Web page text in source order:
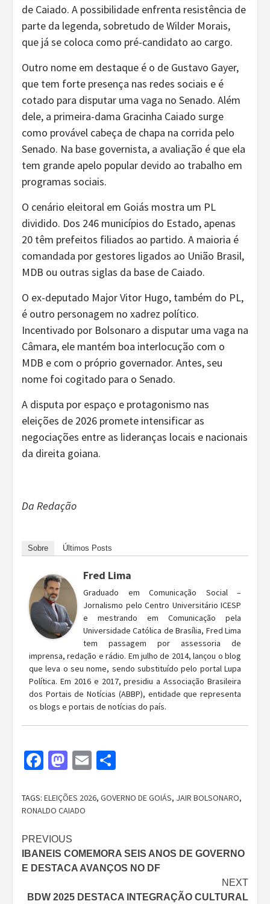
de Caiado. A possibilidade enfrenta resistência de
parte da legenda, sobretudo de Wilder Morais,
que já se coloca como pré-candidato ao cargo.
Outro nome em destaque é o de Gustavo Gayer,
que tem forte presença nas redes sociais e é
cotado para disputar uma vaga no Senado. Além
dele, a primeira-dama Gracinha Caiado surge
como provável cabeça de chapa na corrida pelo
Senado. Na base governista, a avaliação é que ela
tem grande apelo popular devido ao trabalho em
programas sociais.
O cenário eleitoral em Goiás mostra um PL
dividido. Dos 246 municípios do Estado, apenas
20 têm prefeitos filiados ao partido. A maioria é
comandada por gestores ligados ao União Brasil,
MDB ou outras siglas da base de Caiado.
O ex-deputado Major Vitor Hugo, também do PL,
é outro personagem no xadrez político.
Incentivado por Bolsonaro a disputar uma vaga na
Câmara, ele mantém boa interlocução com o
MDB e com o próprio governador. Antes, seu
nome foi cogitado para o Senado.
A disputa por espaço e protagonismo nas
eleições de 2026 promete intensificar as
negociações entre as lideranças locais e nacionais
da direita goiana.
Da Redação
Sobre Últimos Posts
Fred Lima
Graduado em Comunicação Social –
Jornalismo pelo Centro Universitário ICESP
e mestrando em Comunicação pela
Universidade Católica de Brasília, Fred Lima
tem passagem por assessoria de
imprensa, redação e rádio. Em julho de 2014, lançou o blog
que leva o seu nome, sendo substituído pelo portal Lupa
Política. Em 2016 e 2017, presidiu a Associação Brasileira
dos Portais de Notícias (ABBP), entidade que representa
os blogs e portais de notícias do país.
Facebook
Mastodon
Email
TAGS: ELEIÇÕES 2026, GOVERNO DE GOIÁS, JAIR BOLSONARO,
RONALDO CAIADO
Continue
Reading
PREVIOUS
IBANEIS COMEMORA SEIS ANOS DE GOVERNO
E DESTACA AVANÇOS NO DF
NEXT
BDW 2025 DESTACA INTEGRAÇÃO CULTURAL